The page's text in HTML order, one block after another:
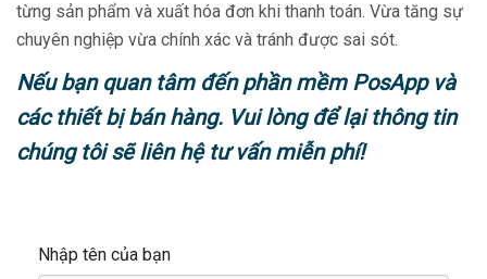
từng sản phẩm và xuất hóa đơn khi thanh toán. Vừa tăng sự
chuyên nghiệp vừa chính xác và tránh được sai sót.
Nếu bạn quan tâm đến phần mềm PosApp và
các thiết bị bán hàng. Vui lòng để lại thông tin
chúng tôi sẽ liên hệ tư vấn miễn phí!
Nhập tên của bạn